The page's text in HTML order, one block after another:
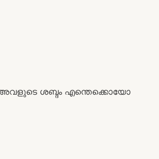
അവളുടെ ശബ്ദം എന്തെക്കൊയോ